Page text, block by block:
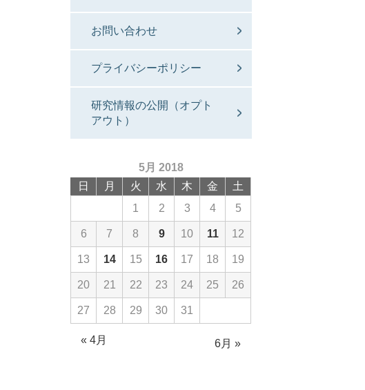
お問い合わせ
プライバシーポリシー
研究情報の公開（オプト
アウト）
5月 2018
日
月 火 水 木 金 土
« 4月 6月 »
1 2 3 4 5
6 7 8 9 10 11 12
13 14 15 16 17 18 19
20 21 22 23 24 25 26
27 28 29 30 31